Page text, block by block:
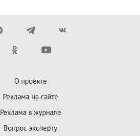
О проекте
Реклама на сайте
Реклама в журнале
Вопрос эксперту